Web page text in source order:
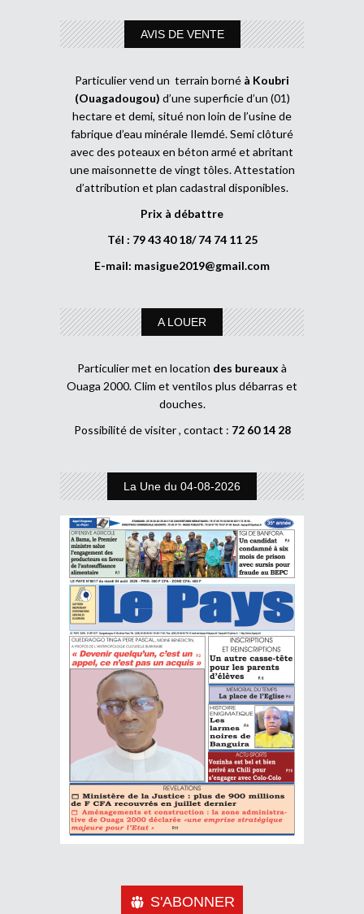
AVIS DE VENTE
Particulier vend un terrain borné à Koubri
(Ouagadougou) d’une superficie d’un (01)
hectare et demi, situé non loin de l’usine de
fabrique d’eau minérale Ilemdé. Semi clôturé
avec des poteaux en béton armé et abritant
une maisonnette de vingt tôles. Attestation
d’attribution et plan cadastral disponibles.
Prix à débattre
Tél : 79 43 40 18/ 74 74 11 25
E-mail: masigue2019@gmail.com
A LOUER
Particulier met en location des bureaux à
Ouaga 2000. Clim et ventilos plus débarras et
douches.
Possibilité de visiter , contact : 72 60 14 28
La Une du 04-08-2026
S'ABONNER